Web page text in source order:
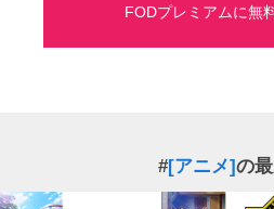
FODプレミアムに無
#[アニメ]の